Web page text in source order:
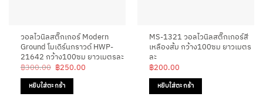
วอลไวนิลสติ๊กเกอร์ Modern
Ground โมเดิร์นกราวด์ HWP-
21642 กว้าง100ซม ยาวเมตรละ
฿300.00 Original
price
was:
฿300.00.
฿250.00Current
หยิบใส่ตะกร้า
MS-1321 วอลไวนิลสติ๊กเกอร์สี
เหลืองส้ม กว้าง100ซม ยาวเมตร
ละ
฿200.00
หยิบใส่ตะกร้า